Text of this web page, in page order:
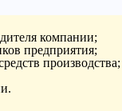
компании;
предприятия;
производства;